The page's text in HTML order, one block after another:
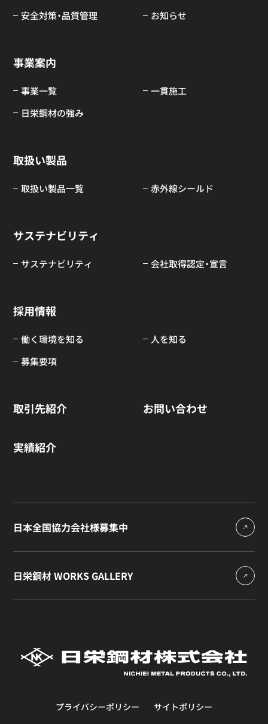
安全対策・品質管理
お知らせ
事業案内
事業一覧
一貫施工
日栄鋼材の強み
取扱い製品
取扱い製品一覧 赤外線シールド
サステナビリティ
サステナビリティ 会社取得認定・宣言
採用情報
働く環境を知る
人を知る
募集要項
取引先紹介
実績紹介
お問い合わせ
日本全国協力会社様募集中
日栄鋼材 WORKS GALLERY
プライバシーポリシー
サイトポリシー